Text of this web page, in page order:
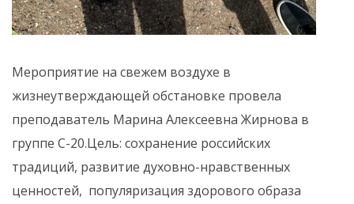
Мероприятие на свежем воздухе в
жизнеутверждающей обстановке провела
преподаватель Марина Алексеевна Жирнова в
группе С-20.Цель: сохранение российских
традиций, развитие духовно-нравственных
ценностей, популяризация здорового образа